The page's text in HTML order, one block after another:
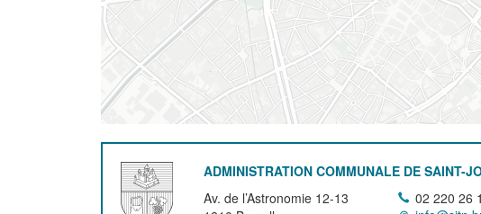
ADMINISTRATION COMMUNALE DE SAINT-
Av. de l’Astronomie 12-13
02 220 26